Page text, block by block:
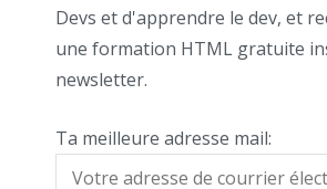
Devs et d'apprendre le dev, et
une formation HTML gratuite
newsletter.
Ta meilleure adresse mail: